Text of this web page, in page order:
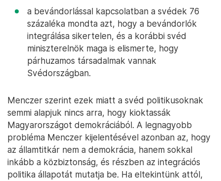
a bevándorlással kapcsolatban a svédek 76
százaléka mondta azt, hogy a bevándorlók
integrálása sikertelen, és a korábbi svéd
miniszterelnök maga is elismerte, hogy
párhuzamos társadalmak vannak
Svédországban.
Menczer szerint ezek miatt a svéd politikusoknak
semmi alapjuk nincs arra, hogy kioktassák
Magyarországot demokráciából. A legnagyobb
probléma Menczer kijelentésével azonban az, hogy
az államtitkár nem a demokrácia, hanem sokkal
inkább a közbiztonság, és részben az integrációs
politika állapotát mutatja be. Ha eltekintünk attól,